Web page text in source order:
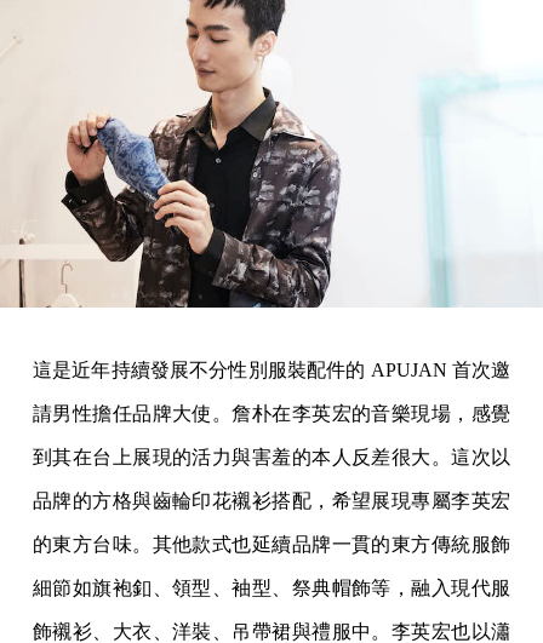
這是近年持續發展不分性別服裝配件的 APUJAN 首次邀
請男性擔任品牌大使。詹朴在李英宏的音樂現場，感覺
到其在台上展現的活力與害羞的本人反差很大。這次以
品牌的方格與齒輪印花襯衫搭配，希望展現專屬李英宏
的東方台味。其他款式也延續品牌一貫的東方傳統服飾
細節如旗袍釦、領型、袖型、祭典帽飾等，融入現代服
飾襯衫、大衣、洋裝、吊帶裙與禮服中。李英宏也以瀟